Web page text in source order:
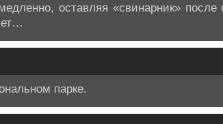
оставляя «свинарник»
парке.